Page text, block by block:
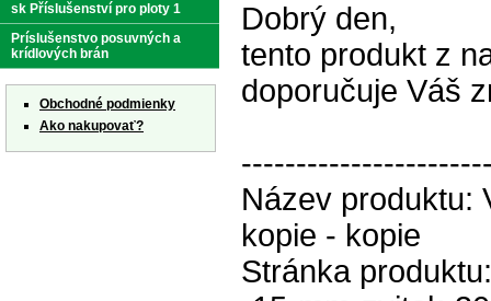
Dobrý den,
tento produkt z
doporučuje Váš
Název produktu:
kopie - kopie
Stránka
sk Příslušenství pro ploty 1
Príslušenstvo posuvných a
krídlových brán
Obchodné podmienky
Ako nakupovať?